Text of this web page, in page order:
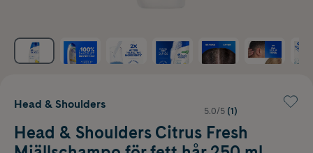
Head & Shoulders
5.0/5 (1)
Head & Shoulders Citrus Fresh